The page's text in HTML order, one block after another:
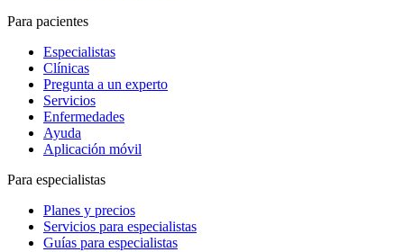
Para pacientes
Especialistas
Clínicas
Pregunta a un experto
Servicios
Enfermedades
Ayuda
Aplicación móvil
Para especialistas
Planes y precios
Servicios para especialistas
Guías para especialistas